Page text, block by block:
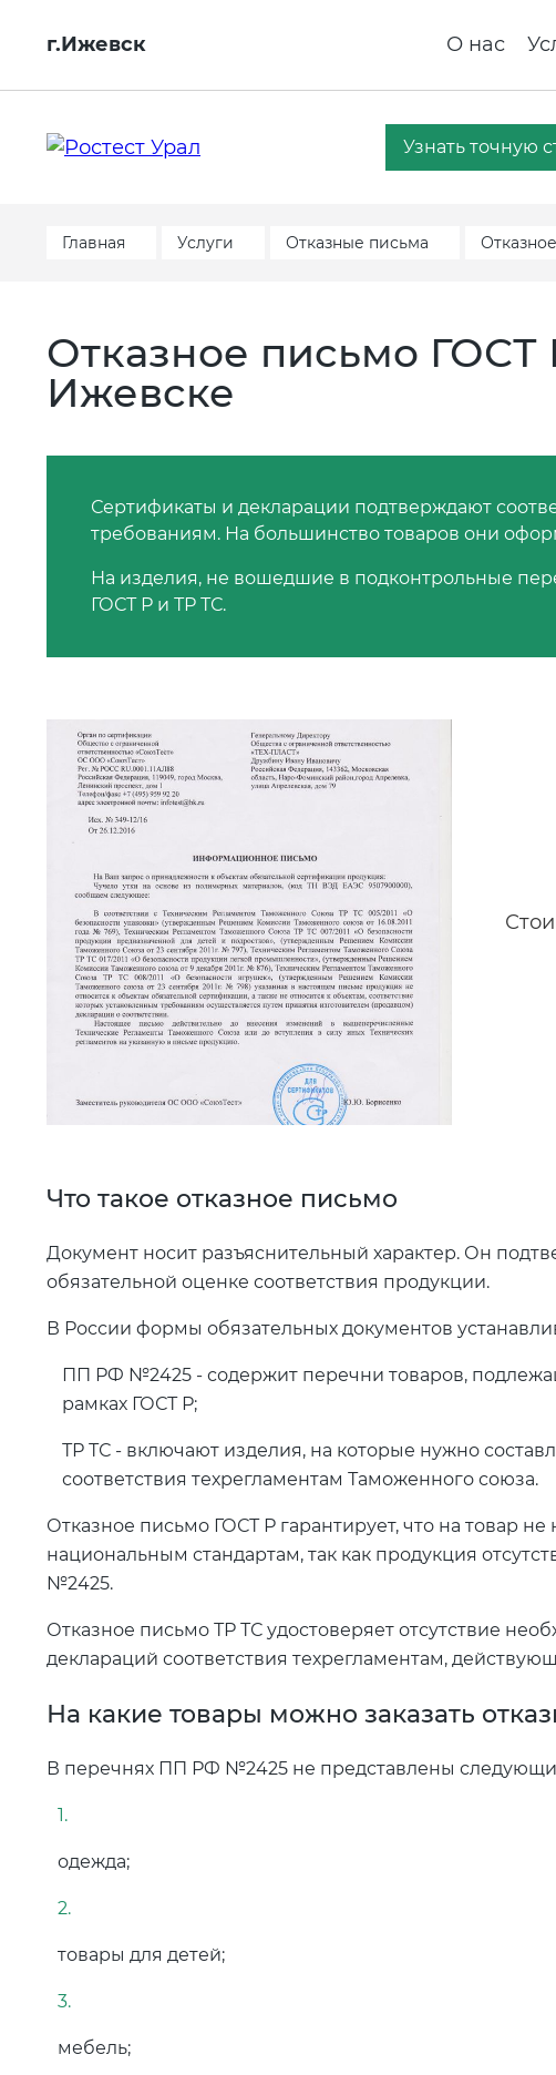
г.Ижевск О нас
Узнать точную
Главная Услуги Отказные письма
Отказное письмо ГОСТ
Ижевске
Сертификаты и декларации подтверждают
требованиям. На большинство товаров они
На изделия, не вошедшие в подконтрольные
ГОСТ Р и ТР ТС.
Что такое отказное письмо
Документ носит разъяснительный характер. Он
обязательной оценке соответствия продукции.
В России формы обязательных документов
ПП РФ №2425 - содержит перечни товаров,
рамках ГОСТ Р;
ТР ТС - включают изделия, на которые нужно
соответствия техрегламентам Таможенного союза.
Отказное письмо ГОСТ Р гарантирует, что на товар
национальным стандартам, так как продукция
№2425.
Отказное письмо ТР ТС удостоверяет отсутствие
деклараций соответствия техрегламентам,
На какие товары можно заказать
В перечнях ПП РФ №2425 не представлены
одежда;
товары для детей;
мебель;